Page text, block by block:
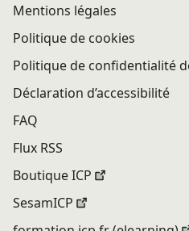
Mentions légales
Politique de cookies
Politique de confidentialité
Déclaration d’accessibilité
FAQ
Flux RSS
Boutique ICP
SesamICP